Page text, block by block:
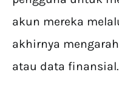
akun mereka
akhirnya
atau data finansial.